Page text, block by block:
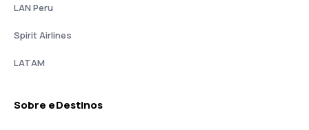
LAN Peru
Spirit Airlines
LATAM
Sobre eDestinos